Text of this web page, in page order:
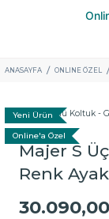
ANASAYFA ONLINE ÖZEL
Yeni Ürün
Online'a Özel
Majer S
Renk Ayak